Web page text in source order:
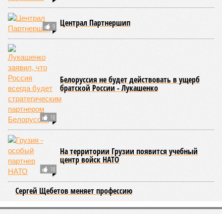
9 Централ Партнершип
18
Белоруссия не будет действовать в ущерб
братской России - Лукашенко
18
На территории Грузии появится учебный
центр войск НАТО
Сергей Щебетов меняет профессию